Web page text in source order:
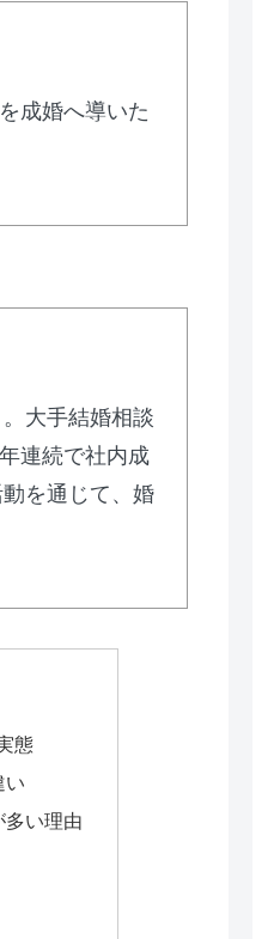
成婚へ導いた
大手結婚相談
連続で社内成
を通じて、婚
態
い
い理由